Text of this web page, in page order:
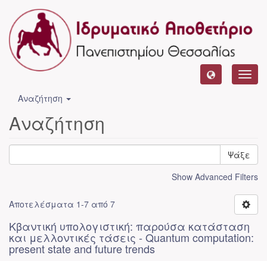
Αναζήτηση
Αναζήτηση
Ψάξε
Show Advanced Filters
Αποτελέσματα 1-7 από 7
Κβαντική υπολογιστική: παρούσα κατάσταση
και μελλοντικές τάσεις - Quantum computation:
present state and future trends